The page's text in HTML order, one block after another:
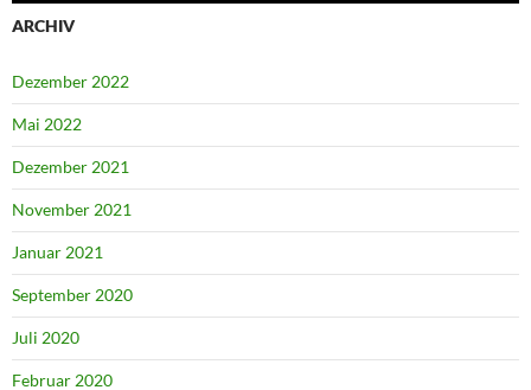
ARCHIV
Dezember 2022
Mai 2022
Dezember 2021
November 2021
Januar 2021
September 2020
Juli 2020
Februar 2020